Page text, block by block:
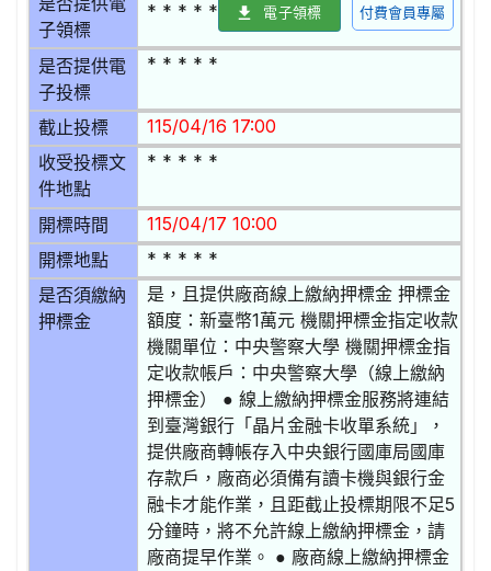
子領標
* * * * * 電子領標 付費會員專屬
是否提供電
子投標
* * * * *
截止投標 115/04/16 17:00
收受投標文
件地點
* * * * *
開標時間 115/04/17 10:00
開標地點 * * * * *
是否須繳納
押標金
是，且提供廠商線上繳納押標金 押標金
額度：新臺幣1萬元 機關押標金指定收款
機關單位：中央警察大學 機關押標金指
定收款帳戶：中央警察大學（線上繳納
押標金） ● 線上繳納押標金服務將連結
到臺灣銀行「晶片金融卡收單系統」，
提供廠商轉帳存入中央銀行國庫局國庫
存款戶，廠商必須備有讀卡機與銀行金
融卡才能作業，且距截止投標期限不足5
分鐘時，將不允許線上繳納押標金，請
廠商提早作業。 ● 廠商線上繳納押標金